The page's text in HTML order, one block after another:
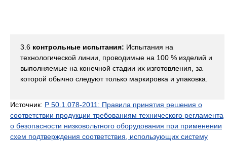
3.6 контрольные испытания: Испытания на
технологической линии, проводимые на 100 % изделий и
выполняемые на конечной стадии их изготовления, за
которой обычно следуют только маркировка и упаковка.
Источник: Р 50.1.078-2011: Правила принятия решения о
соответствии продукции требованиям технического регламента
о безопасности низковольтного оборудования при применении
схем подтверждения соответствия, использующих систему